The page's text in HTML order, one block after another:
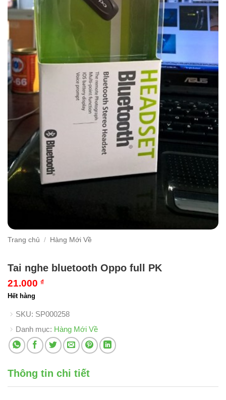
Trang chủ / Hàng Mới Về
Tai nghe bluetooth Oppo full PK
21.000 ₫
Hết hàng
SKU: SP000258
Danh mục: Hàng Mới Về
Thông tin chi tiết